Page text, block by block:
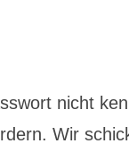
nicht
Wir